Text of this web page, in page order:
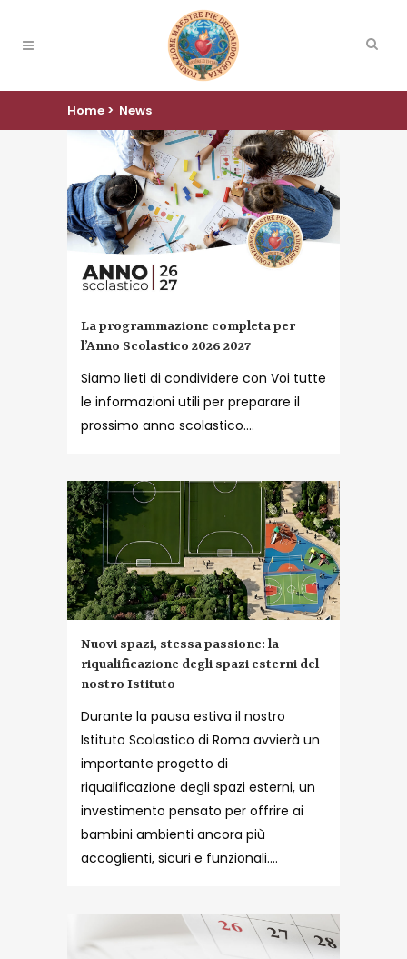
Home > News
La programmazione completa per
l’Anno Scolastico 2026 2027
Siamo lieti di condividere con Voi tutte
le informazioni utili per preparare il
prossimo anno scolastico....
Nuovi spazi, stessa passione: la
riqualificazione degli spazi esterni del
nostro Istituto
Durante la pausa estiva il nostro
Istituto Scolastico di Roma avvierà un
importante progetto di
riqualificazione degli spazi esterni, un
investimento pensato per offrire ai
bambini ambienti ancora più
accoglienti, sicuri e funzionali....